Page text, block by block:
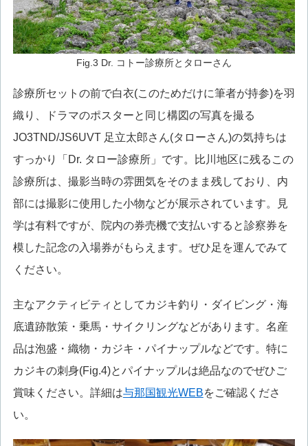
Fig.3 Dr. コトー診療所とタローさん
診療所セットの前で白衣(このためだけに筆者が持参)を羽
織り、ドラマのポスターと同じ構図の写真を撮る
JO3TND/JS6UVT 足立太郎さん(タローさん)の気持ちは
すっかり「Dr. タロー診療所」です。比川地区に残るこの
診療所は、撮影当時の雰囲気をそのまま残しており、内
部には撮影に使用した小物などが展示されています。見
学は有料ですが、院内の券売機で支払いすると診察券を
模した記念の入場券がもらえます。ぜひ足を運んでみて
ください。
主なアクティビティとしてカジキ釣り・ダイビング・海
底遺跡散策・乗馬・サイクリングなどがあります。名産
品は泡盛・織物・カジキ・パイナップルなどです。特に
カジキの刺身(Fig.4)とパイナップルは絶品なのでぜひご
賞味ください。詳細は与那国観光WEBをご確認くださ
い。